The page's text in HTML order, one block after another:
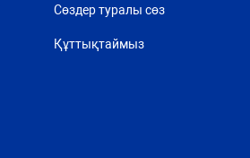
Сөздер туралы сөз
Құттықтаймыз